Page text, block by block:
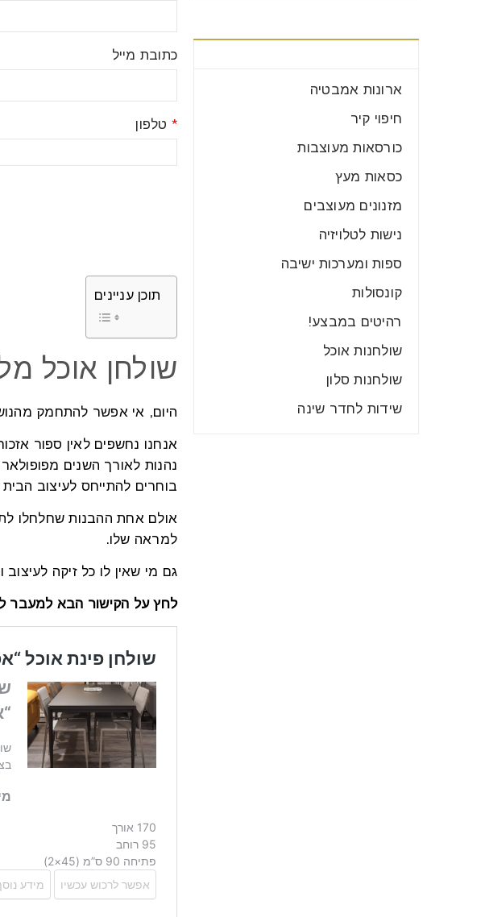
כתובת מייל
*
תוכן עניינים
שולחן אוכל
היום, אי אפשר להתחמק
אנחנו נחשפים לאין ספור
נהנות לאורך השנים
בוחרים להתייחס לעיצוב
אולם אחת ההבנות שחלחלו
למראה שלו.
גם מי שאין לו כל זיקה
לחץ על הקישור הבא למעבר
ארונות אמבטיה
חיפוי קיר
כורסאות מעוצבות
כסאות מעץ
מזנונים מעוצבים
נישות לטלויזיה
ספות ומערכות ישיבה
קונסולות
רהיטים במבצע!
שולחנות אוכל
שולחנות סלון
שידות לחדר שינה